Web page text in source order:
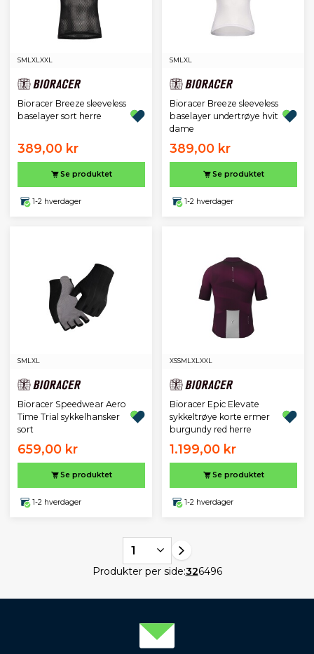
SMLXLXXL
Bioracer Breeze sleeveless
baselayer sort herre
389,00 kr
Se produktet
1-2 hverdager
SMLXL
Bioracer Breeze sleeveless
baselayer undertrøye hvit
dame
389,00 kr
Se produktet
1-2 hverdager
SMLXL
Bioracer Speedwear Aero
Time Trial sykkelhansker
sort
659,00 kr
Se produktet
1-2 hverdager
XSSMLXLXXL
Bioracer Epic Elevate
sykkeltrøye korte ermer
burgundy red herre
1.199,00 kr
Se produktet
1-2 hverdager
1
Produkter per side:326496